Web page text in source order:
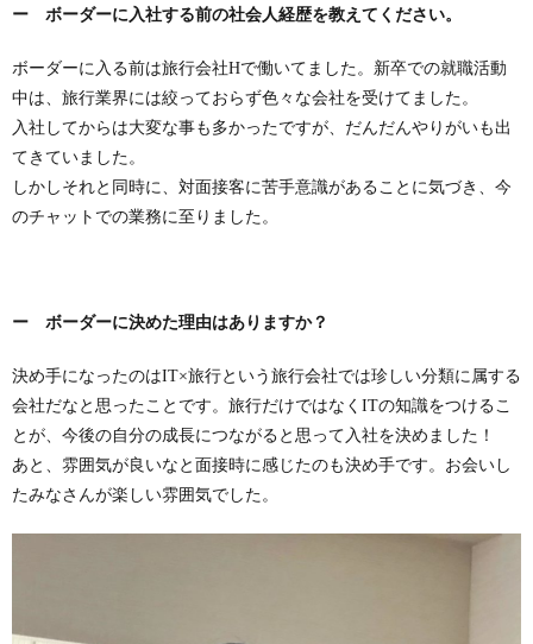
ー ボーダーに入社する前の社会人経歴を教えてください。
ボーダーに入る前は旅行会社Hで働いてました。新卒での就職活動
中は、旅行業界には絞っておらず色々な会社を受けてました。
入社してからは大変な事も多かったですが、だんだんやりがいも出
てきていました。
しかしそれと同時に、対面接客に苦手意識があることに気づき、今
のチャットでの業務に至りました。
ー ボーダーに決めた理由はありますか？
決め手になったのはIT×旅行という旅行会社では珍しい分類に属する
会社だなと思ったことです。旅行だけではなくITの知識をつけるこ
とが、今後の自分の成長につながると思って入社を決めました！
あと、雰囲気が良いなと面接時に感じたのも決め手です。お会いし
たみなさんが楽しい雰囲気でした。